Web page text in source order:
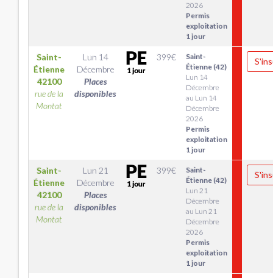
2026
Permis
exploitation
1 jour
Saint-
Étienne
42100
rue de la
Montat
Lun 14
Décembre
Places
disponibles
399€
Saint-
Étienne (42)
Lun 14
Décembre
au Lun 14
Décembre
2026
Permis
exploitation
1 jour
Saint-
Étienne
42100
rue de la
Montat
Lun 21
Décembre
Places
disponibles
399€
Saint-
Étienne (42)
Lun 21
Décembre
au Lun 21
Décembre
2026
Permis
exploitation
1 jour